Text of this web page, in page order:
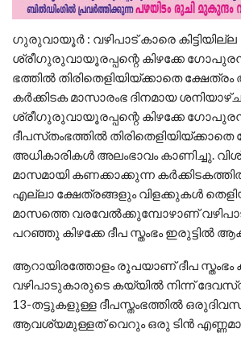
ഗുരുവായൂര്‍ : വഴിപാട് കാരെ കിട്ടിയില്ല
ശ്രീഗുരുവായൂരപ്പന്റെ കിഴക്കേ
ഭത്തില്‍ തിരിതെളിയിയ്ക്കാതെ
കര്‍ക്കിടക മാസാരംഭ ദിനമായ
ശ്രീഗുരുവായൂരപ്പന്റെ കിഴക്കേ
ദീപസ്‌തംഭത്തില്‍ തിരിതെളിയിയ്ക്കാതെ
അധികാരികള്‍ അലംഭാവം കാണിച്ചു.
മാസമായി കണക്കാക്കുന്ന
എല്ലാ ക്ഷേത്രങ്ങളും വിളക്കുകൾ
മാസത്തെ വരവേൽക്കുമ്പോഴാണ്
പറഞ്ഞു കിഴക്കേ ദീപ സ്തംഭം ഇരുട്ടിൽ
ആറായിരത്തോളം രൂപയാണ് ദീപ സ്തംഭം
വഴിപാടുകാരുടെ കയ്യിൽ നിന്ന്
13-തട്ടുകളുള്ള ദീപസ്തംഭത്തില്‍
ആവശ്യമുള്ളത് വെറും ഒരു ടിന്‍